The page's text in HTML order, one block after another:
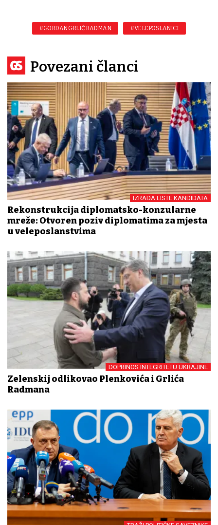
#GORDAN GRLIĆ RADMAN #VELEPOSLANICI
Povezani članci
IZRADA LISTE KANDIDATA
Rekonstrukcija diplomatsko-konzularne
mreže: Otvoren poziv diplomatima za mjesta
u veleposlanstvima
DOPRINOS INTEGRITETU UKRAJINE
Zelenskij odlikovao Plenkovića i Grlića
Radmana